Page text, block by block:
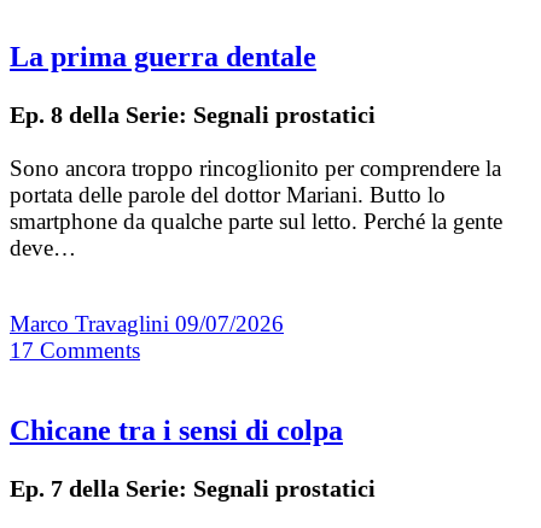
La prima guerra dentale
Ep. 8 della Serie: Segnali prostatici
Sono ancora troppo rincoglionito per comprendere la
portata delle parole del dottor Mariani. Butto lo
smartphone da qualche parte sul letto. Perché la gente
deve…
Marco Travaglini 09/07/2026
17 Comments
Chicane tra i sensi di colpa
Ep. 7 della Serie: Segnali prostatici